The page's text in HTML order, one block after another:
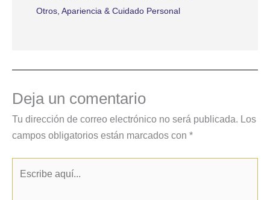
Otros Apariencia & Cuidado Personal
Deja un comentario
Tu dirección de correo electrónico no será publicada. Los
campos obligatorios están marcados con *